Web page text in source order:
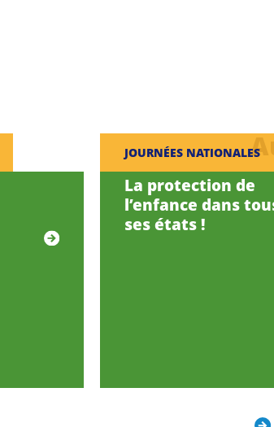
JOURNÉES NATIONALES
La protection de
l’enfance dans
ses états !